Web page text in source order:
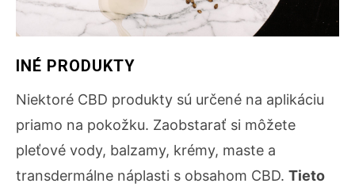
INÉ PRODUKTY
Niektoré CBD produkty sú určené na aplikáciu
priamo na pokožku. Zaobstarať si môžete
pleťové vody, balzamy, krémy, maste a
transdermálne náplasti s obsahom CBD. Tieto